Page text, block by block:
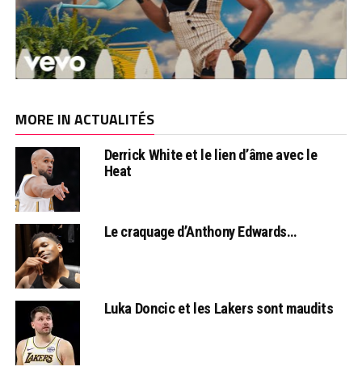
MORE IN ACTUALITÉS
Derrick White et le lien d’âme avec le
Heat
Le craquage d’Anthony Edwards…
Luka Doncic et les Lakers sont maudits